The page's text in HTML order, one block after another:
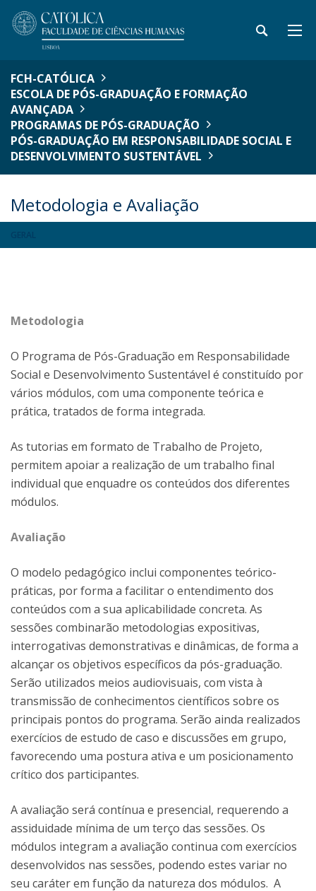
FCH-CATÓLICA
ESCOLA DE PÓS-GRADUAÇÃO E FORMAÇÃO
AVANÇADA
PROGRAMAS DE PÓS-GRADUAÇÃO
PÓS-GRADUAÇÃO EM RESPONSABILIDADE SOCIAL E
DESENVOLVIMENTO SUSTENTÁVEL
Metodologia e Avaliação
Metodologia
O Programa de Pós-Graduação em Responsabilidade
Social e Desenvolvimento Sustentável é constituído por
vários módulos, com uma componente teórica e
prática, tratados de forma integrada.
As tutorias em formato de Trabalho de Projeto,
permitem apoiar a realização de um trabalho final
individual que enquadre os conteúdos dos diferentes
módulos.
Avaliação
O modelo pedagógico inclui componentes teórico-
práticas, por forma a facilitar o entendimento dos
conteúdos com a sua aplicabilidade concreta. As
sessões combinarão metodologias expositivas,
interrogativas demonstrativas e dinâmicas, de forma a
alcançar os objetivos específicos da pós-graduação.
Serão utilizados meios audiovisuais, com vista à
transmissão de conhecimentos científicos sobre os
principais pontos do programa. Serão ainda realizados
exercícios de estudo de caso e discussões em grupo,
favorecendo uma postura ativa e um posicionamento
crítico dos participantes.
A avaliação será contínua e presencial, requerendo a
assiduidade mínima de um terço das sessões. Os
módulos integram a avaliação continua com exercícios
desenvolvidos nas sessões, podendo estes variar no
seu caráter em função da natureza dos módulos. A